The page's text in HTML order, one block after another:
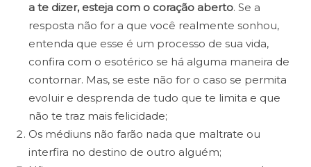
a te dizer, esteja com o coração aberto. Se a
resposta não for a que você realmente sonhou,
entenda que esse é um processo de sua vida,
confira com o esotérico se há alguma maneira de
contornar. Mas, se este não for o caso se permita
evoluir e desprenda de tudo que te limita e que
não te traz mais felicidade;
Os médiuns não farão nada que maltrate ou
interfira no destino de outro alguém;